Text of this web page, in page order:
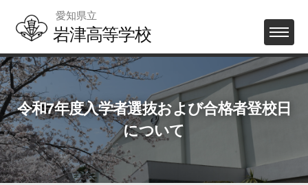
content
愛知県立
岩津高等学校 MENU
令和7年度入学者選抜および合格者登校日
について